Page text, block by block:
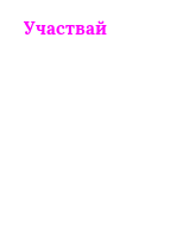
Участвай